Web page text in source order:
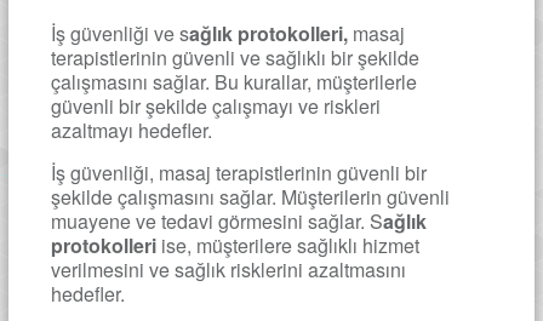
İş güvenliği ve sağlık protokolleri,masaj
terapistlerinin güvenli ve sağlıklı bir şekilde
çalışmasını sağlar. Bu kurallar, müşterilerle
güvenli bir şekilde çalışmayı ve riskleri
azaltmayı hedefler.
İş güvenliği, masaj terapistlerinin güvenli bir
şekilde çalışmasını sağlar. Müşterilerin güvenli
muayene ve tedavi görmesini sağlar. Sağlık
protokolleri ise, müşterilere sağlıklı hizmet
verilmesini ve sağlık risklerini azaltmasını
hedefler.